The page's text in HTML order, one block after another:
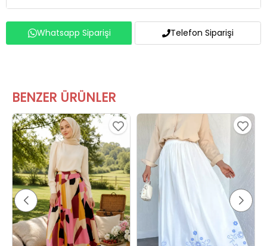
Whatsapp Siparişi Telefon Siparişi
BENZER ÜRÜNLER